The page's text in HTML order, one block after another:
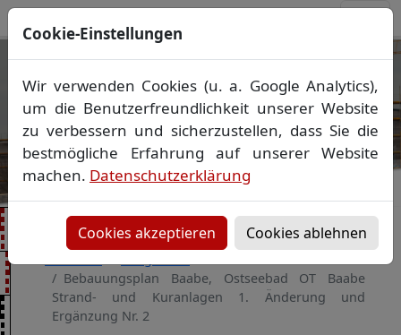
Ihr Vermessungsbüro in
Mecklenburg-Vorpommern
Wir vermessen Ihr Grundstück
Lageplan Absteckung▪Bauvermessung ▪
Gebäudeeinmessung
Grenzfeststellung▪Amtliche Auskünfte und
Vorheriges Bild
Bebauungsplan Baabe, Ostseebad OT Baabe
Strand- und Kuranlagen 1. Änderung und
Ergänzung Nr. 2
Cookie-Einstellungen
Wir verwenden Cookies (u. a. Google Analytics),
um die Benutzerfreundlichkeit unserer Website
zu verbessern und sicherzustellen, dass Sie die
bestmögliche Erfahrung auf unserer Website
machen. Datenschutzerklärung
Cookies akzeptieren Cookies ablehnen